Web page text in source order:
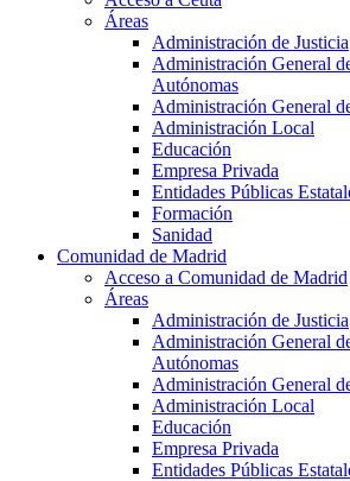
Áreas
Administración de Justicia
Administración General
Autónomas
Administración General
Administración Local
Educación
Empresa Privada
Entidades Públicas
Formación
Sanidad
Comunidad de Madrid
Acceso a Comunidad de Madrid
Áreas
Administración de Justicia
Administración General
Autónomas
Administración General
Administración Local
Educación
Empresa Privada
Entidades Públicas